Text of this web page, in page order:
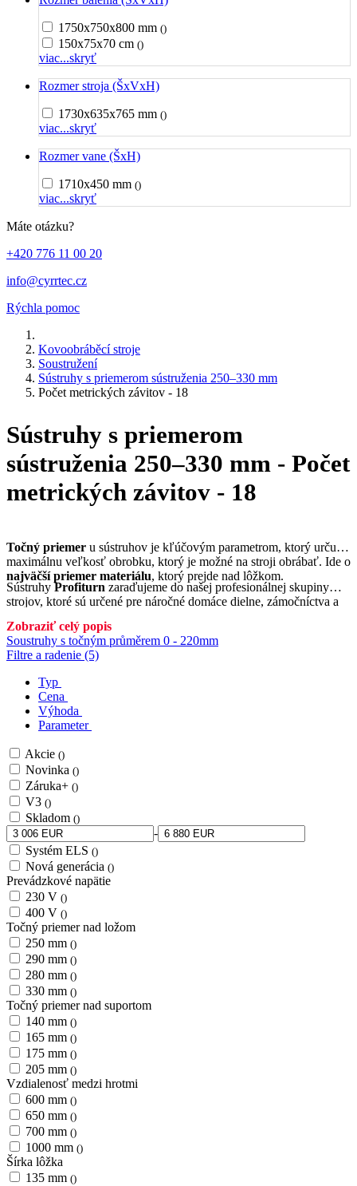
1750x750x800 mm ()
150x75x70 cm ()
viac...skryť
Rozmer stroja (ŠxVxH)
1730x635x765 mm ()
viac...skryť
Rozmer vane (ŠxH)
1710x450 mm ()
viac...skryť
Máte otázku?
+420 776 11 00 20
info@cyrrtec.cz
Rýchla pomoc
Kovoobráběcí stroje
Soustružení
Sústruhy s priemerom sústruženia 250–330 mm
Počet metrických závitov - 18
Sústruhy s priemerom
sústruženia 250–330 mm - Počet
metrických závitov - 18
Točný priemer u sústruhov je kľúčovým parametrom, ktorý určuje
maximálnu veľkosť obrobku, ktorý je možné na stroji obrábať. Ide o
najväčší priemer materiálu, ktorý prejde nad lôžkom.
SústruhyProfiturn zaraďujeme do našej profesionálnej skupiny
strojov, ktoré sú určené pre náročné domáce dielne, zámočníctva a
Zobraziť celý popis
Soustruhy s točným průměrem 0 - 220mm
Filtre a radenie (5)
Typ
Cena
Výhoda
Parameter
Akcie ()
Novinka ()
Záruka+ ()
V3 ()
Skladom ()
-
Systém ELS ()
Nová generácia ()
Prevádzkové napätie
230 V ()
400 V ()
Točný priemer nad ložom
250 mm ()
290 mm ()
280 mm ()
330 mm ()
Točný priemer nad suportom
140 mm ()
165 mm ()
175 mm ()
205 mm ()
Vzdialenosť medzi hrotmi
600 mm ()
650 mm ()
700 mm ()
1000 mm ()
Šírka lôžka
135 mm ()